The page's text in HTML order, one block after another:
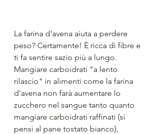
La farina d'avena aiuta a perdere
peso? Certamente! È ricca di fibre e
ti fa sentire sazio più a lungo.
Mangiare carboidrati "a lento
rilascio" in alimenti come la farina
d'avena non farà aumentare lo
zucchero nel sangue tanto quanto
mangiare carboidrati raffinati (si
pensi al pane tostato bianco),